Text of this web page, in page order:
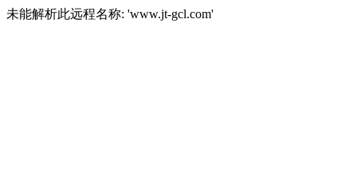
未能解析此远程名称: 'www.jt-gcl.com'